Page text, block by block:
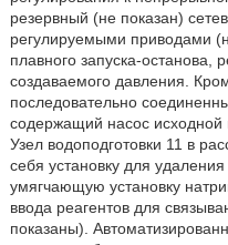
резервный (не показан)
регулируемыми приводами
плавного запуска-останова,
создаваемого давления.
последовательно
содержащий насос исходной
Узел водоподготовки 11 в
себя установку для
умягчающую установку
ввода реагентов для
показаны).